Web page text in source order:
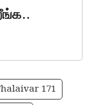
171